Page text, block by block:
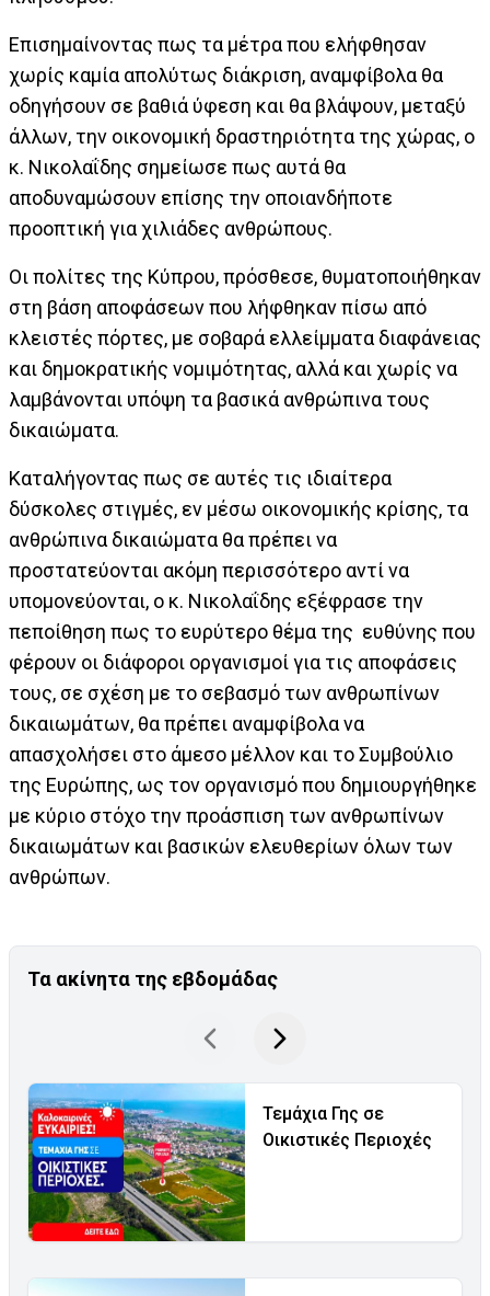
Επισημαίνοντας πως τα μέτρα που ελήφθησαν
χωρίς καμία απολύτως διάκριση, αναμφίβολα θα
οδηγήσουν σε βαθιά ύφεση και θα βλάψουν, μεταξύ
άλλων, την οικονομική δραστηριότητα της χώρας, ο
κ. Νικολαΐδης σημείωσε πως αυτά θα
αποδυναμώσουν επίσης την οποιανδήποτε
προοπτική για χιλιάδες ανθρώπους.
Οι πολίτες της Κύπρου, πρόσθεσε, θυματοποιήθηκαν
στη βάση αποφάσεων που λήφθηκαν πίσω από
κλειστές πόρτες, με σοβαρά ελλείμματα διαφάνειας
και δημοκρατικής νομιμότητας, αλλά και χωρίς να
λαμβάνονται υπόψη τα βασικά ανθρώπινα τους
δικαιώματα.
Καταλήγοντας πως σε αυτές τις ιδιαίτερα
δύσκολες στιγμές, εν μέσω οικονομικής κρίσης, τα
ανθρώπινα δικαιώματα θα πρέπει να
προστατεύονται ακόμη περισσότερο αντί να
υπομονεύονται, ο κ. Νικολαΐδης εξέφρασε την
πεποίθηση πως το ευρύτερο θέμα της ευθύνης που
φέρουν οι διάφοροι οργανισμοί για τις αποφάσεις
τους, σε σχέση με το σεβασμό των ανθρωπίνων
δικαιωμάτων, θα πρέπει αναμφίβολα να
απασχολήσει στο άμεσο μέλλον και το Συμβούλιο
της Ευρώπης, ως τον οργανισμό που δημιουργήθηκε
με κύριο στόχο την προάσπιση των ανθρωπίνων
δικαιωμάτων και βασικών ελευθερίων όλων των
ανθρώπων.
Τα ακίνητα της εβδομάδας
Τεμάχια Γης σε
Οικιστικές Περιοχές